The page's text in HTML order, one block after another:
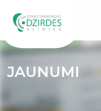
JAUNUMI